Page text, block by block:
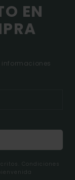
EN
Condiciones